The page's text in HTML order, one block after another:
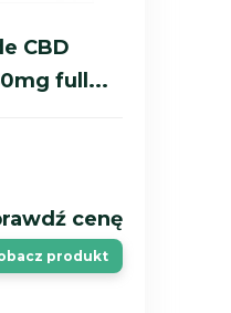
CBD
full...
cenę
produkt